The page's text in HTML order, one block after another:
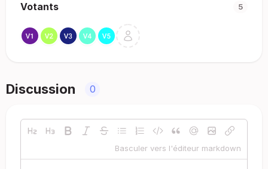
Votants 5
Discussion 0
Basculer vers l'éditeur markdown